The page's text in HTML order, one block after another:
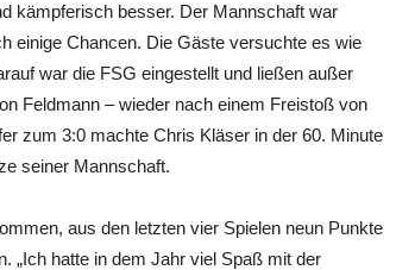
kämpferisch besser. Der Mannschaft war
einige Chancen. Die Gäste versuchte es wie
war die FSG eingestellt und ließen außer
Feldmann – wieder nach einem Freistoß von
zum 3:0 machte Chris Kläser in der 60. Minute
seiner Mannschaft.
aus den letzten vier Spielen neun Punkte
„Ich hatte in dem Jahr viel Spaß mit der